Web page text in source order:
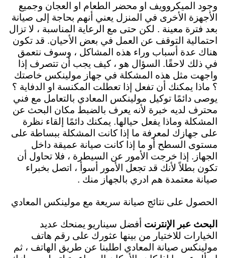
وجود الميكروويف او محضر الطعام او العجان وجميع
الأجهزة الأخرى في المنزل يعني أنهم بحاجة إلى صيانة
بعد فترة معينة . لكن حتى مع الرعاية المناسبة ، لا تزال
احتمالية التوقف عن العمل في بعض الأحيان. قد تكون
هناك عدة أسباب وراء هذه المشاكل ، وسوف نتعمق
في ذلك لاحقًا. السؤال هو ، كيف يجب أن تتصرف إذا
واجهت مثل هذه المشكلة في جهاز مولينكس خاصتك
؟ ماذا يمكنك أن تفعل إذا تعطلت المكنسة او الدفاية ؟
يوصى دائمًا توكيل مولينكس المعادي بالتعامل مع فني
محترف لديه خبرة لأنه يعرف بالضبط مكان البحث عن
المشكلة وماذا يفعل حيالها. يمكنك دائمًا إلقاء نظرة
على جهازك لمعرفة ما إذا كانت المشكلة ببساطة على
مستوى السطح أو ما إذا كانت صيانة عميقة داخل
الجهاز. إذا خرجت الأمور عن السيطرة ، فلا تحاول أن
تكون بطلاً لأنك قد تجعل الأمور أسوأ ، اتصل بخبراء
صيانة معتمدة هم ادري بالجهاز منك .
الحصول على نتائج صيانة سريعة مع مولينكس المعادي
البحث عبر الإنترنت أفضل سيناريو يمنحك عديد
الخيارات للاختيار من بينها عثورك على رقم هاتف
مولينكس صيانة المعادي اطلبنا عن طريق الهاتف ، ثم